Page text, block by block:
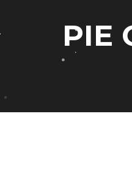
PIE